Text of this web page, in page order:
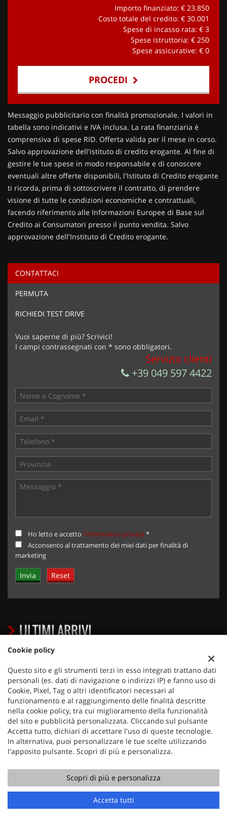
Importo finanziato: € 23.850
Costo totale del credito: € 30.001
Spese di incasso rata: € 3
Spese istruttoria: € 250
Spese assicurative: € 0
PROCEDI
Contattaci
Ho letto e accettol'informativa privacy*
Acconsento al trattamento dei miei dati per finalità di
Invia la tua richiesta
Messaggio pubblicitario con finalità promozionale. I valori in
tabella sono indicativi e IVA inclusa. La rata finanziaria è
comprensiva di spese RID. Offerta valida per il mese in corso.
Salvo approvazione dell'istituto di credito erogante. Al fine di
gestire le tue spese in modo responsabile e di conoscere
eventuali altre offerte disponibili, l'Istituto di Credito erogante
ti ricorda, prima di sottoscrivere il contratto, di prendere
visione di tutte le condizioni economiche e contrattuali,
facendo riferimento alle Informazioni Europee di Base sul
Credito ai Consumatori presso il punto vendita. Salvo
approvazione dell'Instituto di Credito erogante.
CONTATTACI
PERMUTA
RICHIEDI TEST DRIVE
Vuoi saperne di più? Scrivici!
I campi contrassegnati con * sono obbligatori.
Servizio clienti
+39 049 597 4422
Ho letto e accetto l'informativa privacy*
Acconsento al trattamento dei miei dati per finalità di
marketing
Contatta un consulente
ULTIMI ARRIVI
€ 17.350
PEUGEOT
Cookie policy
Questo sito e gli strumenti terzi in esso integrati trattano dati
personali (es. dati di navigazione o indirizzi IP) e fanno uso di
Cookie, Pixel, Tag o altri identificatori necessari al
funzionamento e al raggiungimento delle finalità descritte
nella cookie policy, tra cui miglioramento della funzionalità
del sito e pubblicità personalizzata. Cliccando sul pulsante
Accetta tutto, dichiari di accettare l'uso di queste tecnologie.
In alternativa, puoi personalizzare le tue scelte utilizzando
l'apposito pulsante. Scopri di più e personalizza.
Scopri di più e personalizza
Accetta tutti